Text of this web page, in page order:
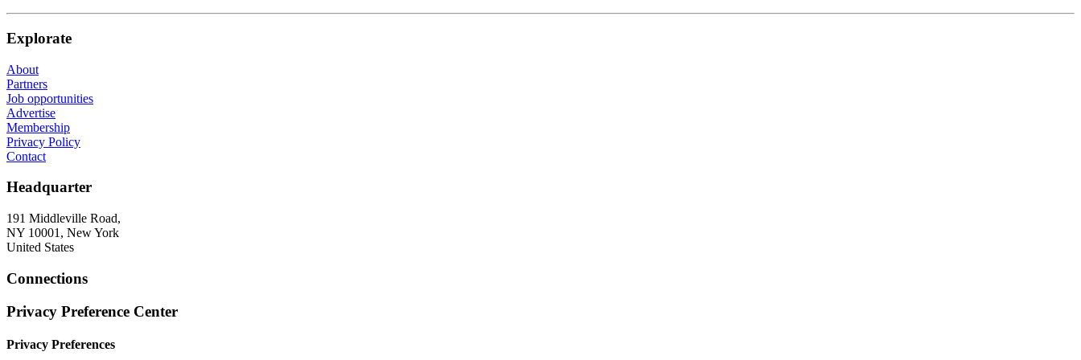
Explorate
About
Partners
Job opportunities
Advertise
Membership
Privacy Policy
Contact
Headquarter
191 Middleville Road,
NY 10001, New York
United States
Connections
Privacy Preference Center
Privacy Preferences